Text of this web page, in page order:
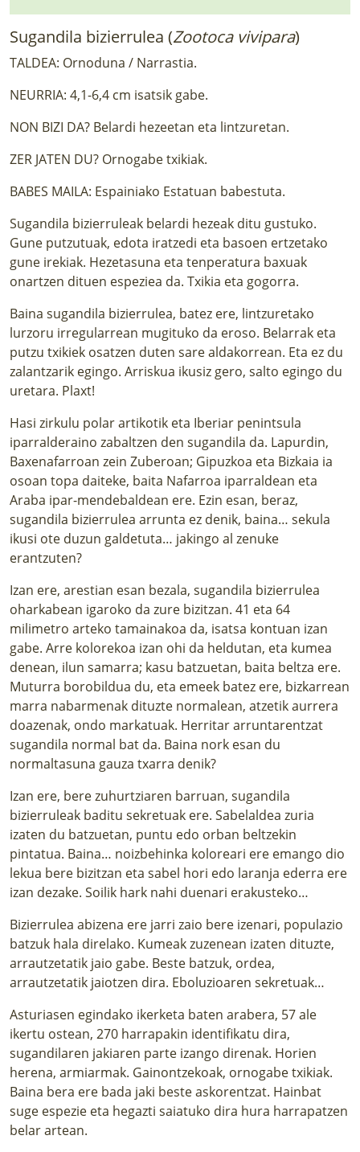
Sugandila bizierrulea (Zootoca vivipara)
TALDEA: Ornoduna / Narrastia.
NEURRIA: 4,1-6,4 cm isatsik gabe.
NON BIZI DA? Belardi hezeetan eta lintzuretan.
ZER JATEN DU? Ornogabe txikiak.
BABES MAILA: Espainiako Estatuan babestuta.
Sugandila bizierruleak belardi hezeak ditu gustuko.
Gune putzutuak, edota iratzedi eta basoen ertzetako
gune irekiak. Hezetasuna eta tenperatura baxuak
onartzen dituen espeziea da. Txikia eta gogorra.
Baina sugandila bizierrulea, batez ere, lintzuretako
lurzoru irregularrean mugituko da eroso. Belarrak eta
putzu txikiek osatzen duten sare aldakorrean. Eta ez du
zalantzarik egingo. Arriskua ikusiz gero, salto egingo du
uretara. Plaxt!
Hasi zirkulu polar artikotik eta Iberiar penintsula
iparralderaino zabaltzen den sugandila da. Lapurdin,
Baxenafarroan zein Zuberoan; Gipuzkoa eta Bizkaia ia
osoan topa daiteke, baita Nafarroa iparraldean eta
Araba ipar-mendebaldean ere. Ezin esan, beraz,
sugandila bizierrulea arrunta ez denik, baina… sekula
ikusi ote duzun galdetuta… jakingo al zenuke
erantzuten?
Izan ere, arestian esan bezala, sugandila bizierrulea
oharkabean igaroko da zure bizitzan. 41 eta 64
milimetro arteko tamainakoa da, isatsa kontuan izan
gabe. Arre kolorekoa izan ohi da heldutan, eta kumea
denean, ilun samarra; kasu batzuetan, baita beltza ere.
Muturra borobildua du, eta emeek batez ere, bizkarrean
marra nabarmenak dituzte normalean, atzetik aurrera
doazenak, ondo markatuak. Herritar arruntarentzat
sugandila normal bat da. Baina nork esan du
normaltasuna gauza txarra denik?
Izan ere, bere zuhurtziaren barruan, sugandila
bizierruleak baditu sekretuak ere. Sabelaldea zuria
izaten du batzuetan, puntu edo orban beltzekin
pintatua. Baina… noizbehinka koloreari ere emango dio
lekua bere bizitzan eta sabel hori edo laranja ederra ere
izan dezake. Soilik hark nahi duenari erakusteko…
Bizierrulea abizena ere jarri zaio bere izenari, populazio
batzuk hala direlako. Kumeak zuzenean izaten dituzte,
arrautzetatik jaio gabe. Beste batzuk, ordea,
arrautzetatik jaiotzen dira. Eboluzioaren sekretuak…
Asturiasen egindako ikerketa baten arabera, 57 ale
ikertu ostean, 270 harrapakin identifikatu dira,
sugandilaren jakiaren parte izango direnak. Horien
herena, armiarmak. Gainontzekoak, ornogabe txikiak.
Baina bera ere bada jaki beste askorentzat. Hainbat
suge espezie eta hegazti saiatuko dira hura harrapatzen
belar artean.